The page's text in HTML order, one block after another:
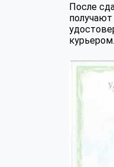
После
курьером.